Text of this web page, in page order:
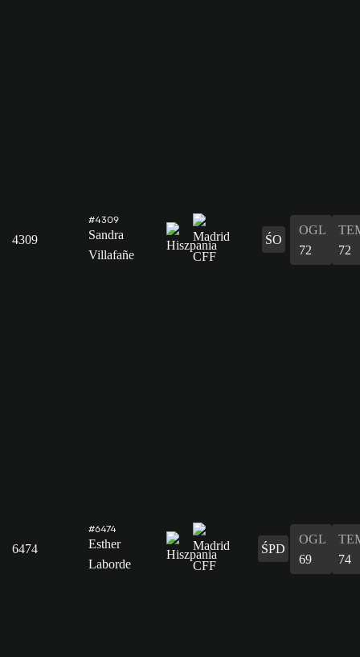
4309
#4309
Sandra
Villafañe
ŚO
OGL
72
72
6474
#6474
Esther
Laborde
ŚPD
OGL
69
74